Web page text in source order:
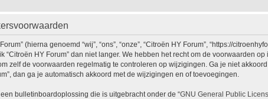
(hierna genoemd “wij”, “ons”, “onze”, “Citroën HY Forum”, “https://
“Citroën HY Forum” dan niet langer. We hebben het recht om de voorwaarden
zelf de voorwaarden regelmatig te controleren op wijzigingen. Ga je niet
dan ga je automatisch akkoord met de wijzigingen en of toevoegingen.
bulletinboardoplossing die is uitgebracht onder de “GNU General Public